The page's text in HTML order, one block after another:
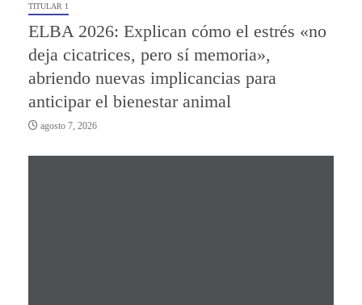
TITULAR 1
ELBA 2026: Explican cómo el estrés «no
deja cicatrices, pero sí memoria»,
abriendo nuevas implicancias para
anticipar el bienestar animal
agosto 7, 2026